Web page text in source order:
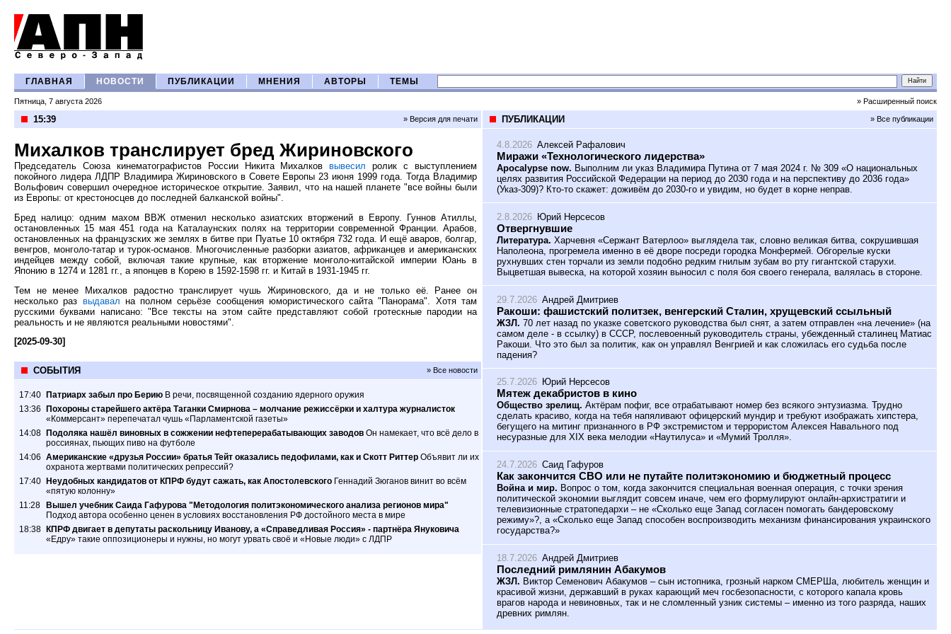
ГЛАВНАЯ НОВОСТИ ПУБЛИКАЦИИ МНЕНИЯ АВТОРЫ ТЕМЫ
Пятница, 7 августа 2026 » Расширенный поиск
15:39 » Версия для печати
Михалков транслирует бред Жириновского
Председатель Союза кинематографистов России Никита Михалковвывесил ролик с выступлением
покойного лидера ЛДПР Владимира Жириновского в Совете Европы 23 июня 1999 года. Тогда Владимир
Вольфович совершил очередное историческое открытие. Заявил, что на нашей планете "все войны были
из Европы: от крестоносцев до последней балканской войны".
Бред налицо: одним махом ВВЖ отменил несколько азиатских вторжений в Европу. Гуннов Атиллы,
остановленных 15 мая 451 года на Каталаунских полях на территории современной Франции. Арабов,
остановленных на французских же землях в битве при Пуатье 10 октября 732 года. И ещё аваров, болгар,
венгров, монголо-татар и турок-османов. Многочисленные разборки азиатов, африканцев и американских
индейцев между собой, включая такие крупные, как вторжение монголо-китайской империи Юань в
Японию в 1274 и 1281 гг., а японцев в Корею в 1592-1598 гг. и Китай в 1931-1945 гг.
Тем не менее Михалков радостно транслирует чушь Жириновского, да и не только её. Ранее он
несколько раз выдавал на полном серьёзе сообщения юмористического сайта "Панорама". Хотя там
русскими буквами написано: "Все тексты на этом сайте представляют собой гротескные пародии на
реальность и не являются реальными новостями".
[2025-09-30]
СОБЫТИЯ » Все новости
17:40 Патриарх забыл про Берию В речи, посвященной созданию ядерного оружия
13:36
Похороны старейшего актёра Таганки Смирнова – молчание режиссёрки и халтура журналисток
«Коммерсант» перепечатал чушь «Парламентской газеты»
14:08
Подоляка нашёл виновных в сожжении нефтеперерабатывающих заводов Он намекает, что всё дело в
россиянах, пьющих пиво на футболе
14:06 Американские «друзья России» братья Тейт оказались педофилами, как и Скотт Риттер Объявит ли их
охранота жертвами политических репрессий?
17:40
Неудобных кандидатов от КПРФ будут сажать, как Апостолевского Геннадий Зюганов винит во всём
«пятую колонну»
11:28
Вышел учебник Саида Гафурова "Методология политэкономического анализа регионов мира"
Подход автора особенно ценен в условиях восстановления РФ достойного места в мире
18:38
КПРФ двигает в депутаты раскольницу Иванову, а «Справедливая Россия» - партнёра Януковича
«Едру» такие оппозиционеры и нужны, но могут урвать своё и «Новые люди» с ЛДПР
ПУБЛИКАЦИИ » Все публикации
4.8.2026 Алексей Рафалович
Миражи «Технологического лидерства»
Apocalypse now. Выполним ли указ Владимира Путина от 7 мая 2024 г. № 309 «О национальных
целях развития Российской Федерации на период до 2030 года и на перспективу до 2036 года»
(Указ-309)? Кто-то скажет: доживём до 2030-го и увидим, но будет в корне неправ.
2.8.2026 Юрий Нерсесов
Отвергнувшие
Литература. Харчевня «Сержант Ватерлоо» выглядела так, словно великая битва, сокрушившая
Наполеона, прогремела именно в её дворе посреди городка Монфермей. Обгорелые куски
рухнувших стен торчали из земли подобно редким гнилым зубам во рту гигантской старухи.
Выцветшая вывеска, на которой хозяин выносил с поля боя своего генерала, валялась в стороне.
29.7.2026 Андрей Дмитриев
Ракоши: фашистский политзек, венгерский Сталин, хрущевский ссыльный
ЖЗЛ. 70 лет назад по указке советского руководства был снят, а затем отправлен «на лечение» (на
самом деле - в ссылку) в СССР, послевоенный руководитель страны, убежденный сталинец Матиас
Ракоши. Что это был за политик, как он управлял Венгрией и как сложилась его судьба после
падения?
25.7.2026 Юрий Нерсесов
Мятеж декабристов в кино
Общество зрелищ. Актёрам пофиг, все отрабатывают номер без всякого энтузиазма. Трудно
сделать красиво, когда на тебя напяливают офицерский мундир и требуют изображать хипстера,
бегущего на митинг признанного в РФ экстремистом и террористом Алексея Навального под
несуразные для XIX века мелодии «Наутилуса» и «Мумий Тролля».
24.7.2026 Саид Гафуров
Как закончится СВО или не путайте политэкономию и бюджетный процесс
Война и мир. Вопрос о том, когда закончится специальная военная операция, с точки зрения
политической экономии выглядит совсем иначе, чем его формулируют онлайн-архистратиги и
телевизионные стратопедархи – не «Сколько еще Запад согласен помогать бандеровскому
режиму»?, а «Сколько еще Запад способен воспроизводить механизм финансирования украинского
государства?»
18.7.2026 Андрей Дмитриев
Последний римлянин Абакумов
ЖЗЛ. Виктор Семенович Абакумов – сын истопника, грозный нарком СМЕРШа, любитель женщин и
красивой жизни, державший в руках карающий меч госбезопасности, с которого капала кровь
врагов народа и невиновных, так и не сломленный узник системы – именно из того разряда, наших
древних римлян.